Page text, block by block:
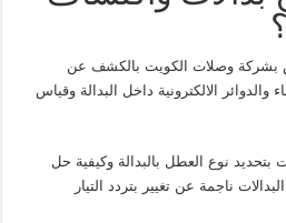
بشركة وصلات الكويت بالكشف عن
والدوائر الالكترونية داخل البدالة وقياس
بتحديد نوع العطل بالبدالة وكيفية حل
ناجمة عن تغيير بتردد التيار